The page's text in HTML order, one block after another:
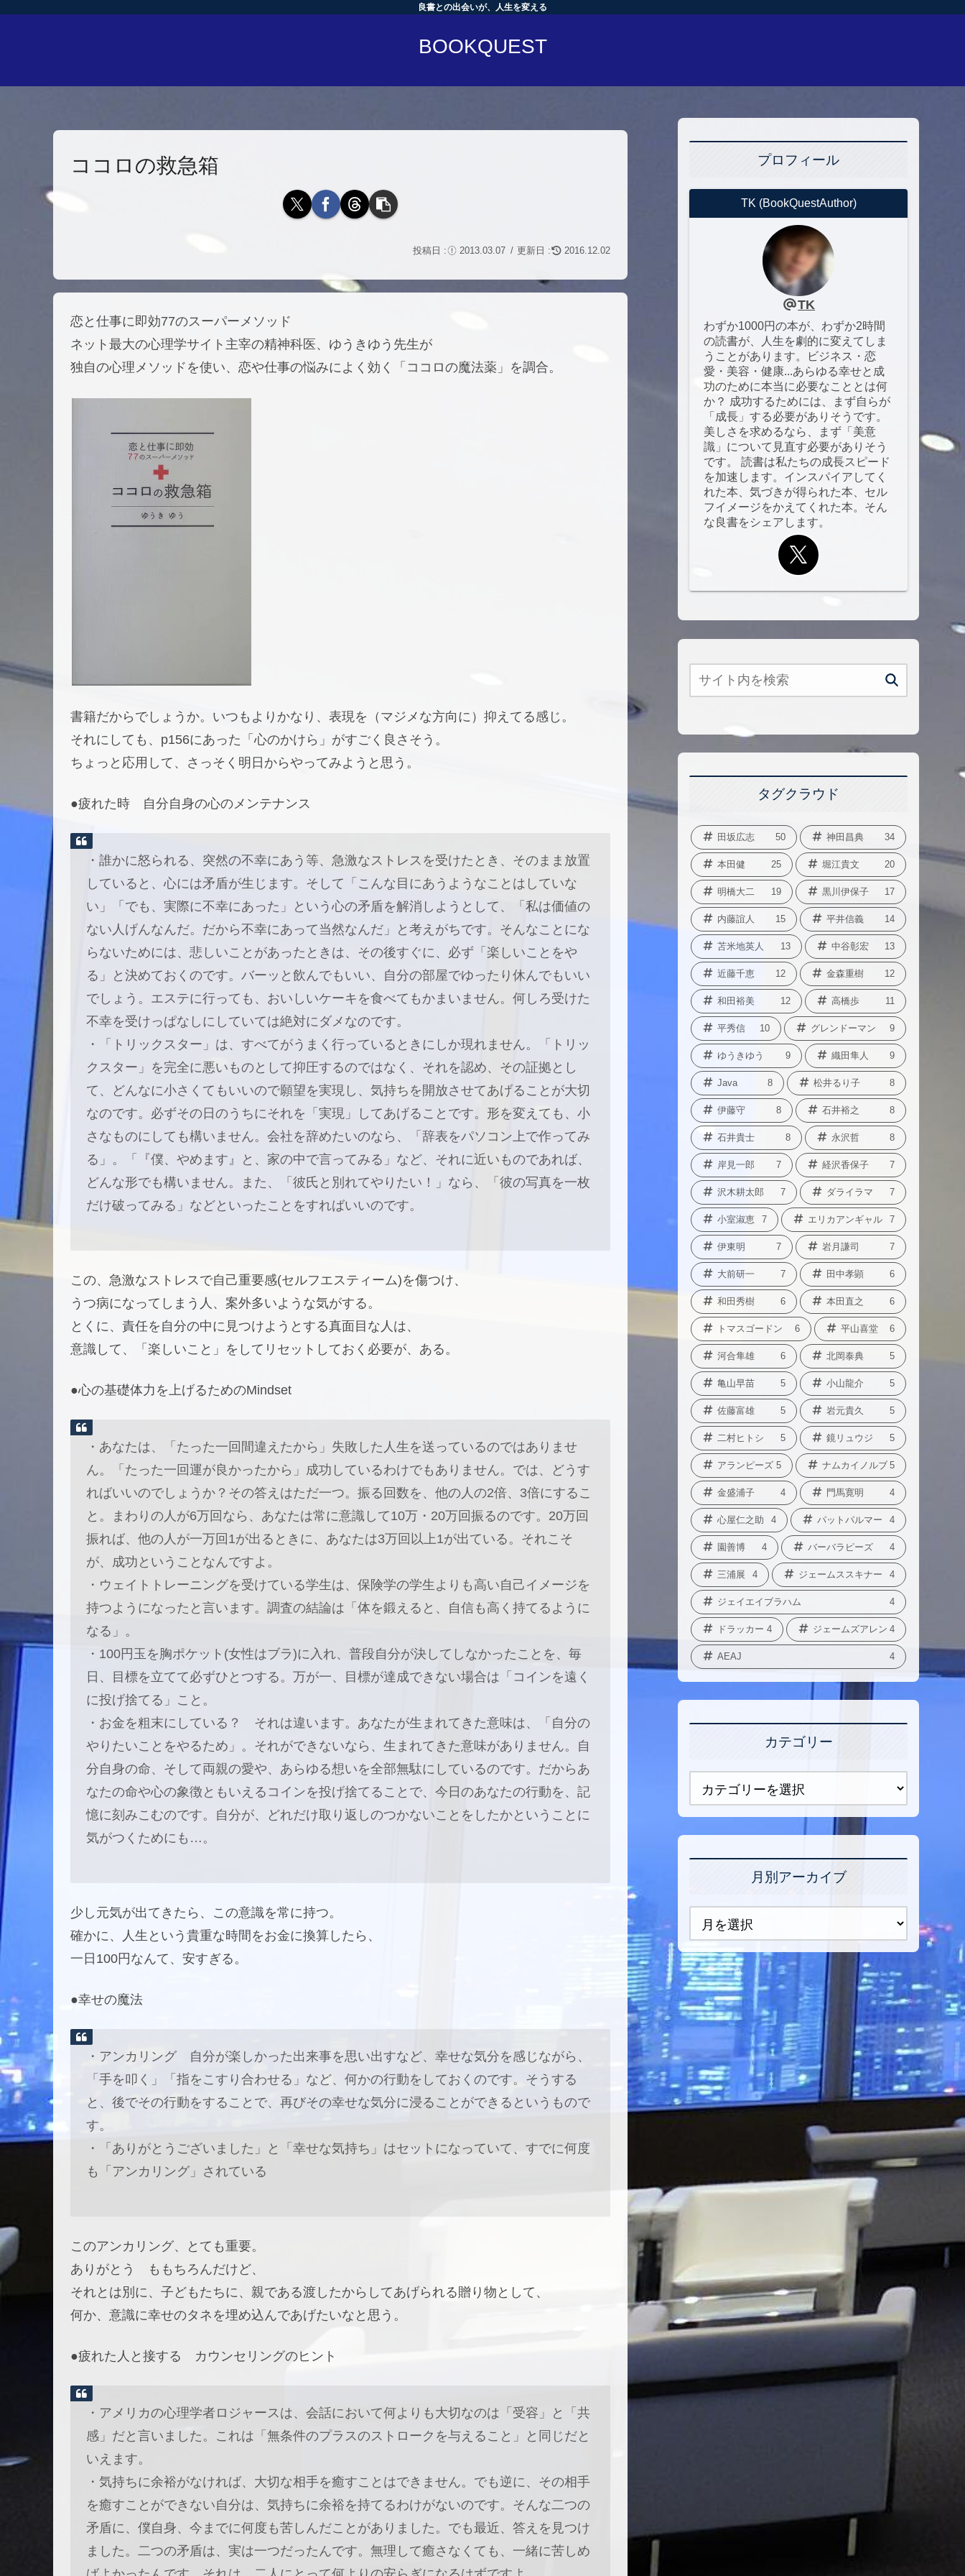
良書との出会いが、人生を変える
BOOKQUEST
ココロの救急箱
2013.03.07 2016.12.02
恋と仕事に即効77のスーパーメソッド
ネット最大の心理学サイト主宰の精神科医、ゆうきゆう先生が
独自の心理メソッドを使い、恋や仕事の悩みによく効く「ココロの魔法薬」を調合。
書籍だからでしょうか。いつもよりかなり、表現を（マジメな方向に）抑えてる感じ。
それにしても、p156にあった「心のかけら」がすごく良さそう。
ちょっと応用して、さっそく明日からやってみようと思う。
●疲れた時 自分自身の心のメンテナンス
・誰かに怒られる、突然の不幸にあう等、急激なストレスを受けたとき、そのまま放置
していると、心には矛盾が生じます。そして「こんな目にあうようなことはしていな
い」「でも、実際に不幸にあった」という心の矛盾を解消しようとして、「私は価値の
ない人げんなんだ。だから不幸にあって当然なんだ」と考えがちです。そんなことにな
らないためには、悲しいことがあったときは、その後すぐに、必ず「楽しいことをや
る」と決めておくのです。バーッと飲んでもいい、自分の部屋でゆったり休んでもいい
でしょう。エステに行っても、おいしいケーキを食べてもかまいません。何しろ受けた
不幸を受けっぱなしにしていては絶対にダメなのです。
・「トリックスター」は、すべてがうまく行っているときにしか現れません。「トリッ
クスター」を完全に悪いものとして抑圧するのではなく、それを認め、その証拠とし
て、どんなに小さくてもいいので願望を実現し、気持ちを開放させてあげることが大切
なのです。必ずその日のうちにそれを「実現」してあげることです。形を変えても、小
さなものにしても構いません。会社を辞めたいのなら、「辞表をパソコン上で作ってみ
る」。「『僕、やめます』と、家の中で言ってみる」など、それに近いものであれば、
どんな形でも構いません。また、「彼氏と別れてやりたい！」なら、「彼の写真を一枚
だけ破ってみる」などといったことをすればいいのです。
この、急激なストレスで自己重要感(セルフエスティーム)を傷つけ、
うつ病になってしまう人、案外多いような気がする。
とくに、責任を自分の中に見つけようとする真面目な人は、
意識して、「楽しいこと」をしてリセットしておく必要が、ある。
●心の基礎体力を上げるためのMindset
・あなたは、「たった一回間違えたから」失敗した人生を送っているのではありませ
ん。「たった一回運が良かったから」成功しているわけでもありません。では、どうす
ればいいのでしょうか？その答えはただ一つ。振る回数を、他の人の2倍、3倍にするこ
と。まわりの人が6万回なら、あなたは常に意識して10万・20万回振るのです。20万回
振れば、他の人が一万回1が出るときに、あなたは3万回以上1が出ている。それこそ
が、成功ということなんですよ。
・ウェイトトレーニングを受けている学生は、保険学の学生よりも高い自己イメージを
持つようになったと言います。調査の結論は「体を鍛えると、自信も高く持てるように
なる」。
・100円玉を胸ポケット(女性はブラ)に入れ、普段自分が決してしなかったことを、毎
日、目標を立てて必ずひとつする。万が一、目標が達成できない場合は「コインを遠く
に投げ捨てる」こと。
・お金を粗末にしている？ それは違います。あなたが生まれてきた意味は、「自分の
やりたいことをやるため」。それができないなら、生まれてきた意味がありません。自
分自身の命、そして両親の愛や、あらゆる想いを全部無駄にしているのです。だからあ
なたの命や心の象徴ともいえるコインを投げ捨てることで、今日のあなたの行動を、記
憶に刻みこむのです。自分が、どれだけ取り返しのつかないことをしたかということに
気がつくためにも…。
少し元気が出てきたら、この意識を常に持つ。
確かに、人生という貴重な時間をお金に換算したら、
一日100円なんて、安すぎる。
●幸せの魔法
・アンカリング 自分が楽しかった出来事を思い出すなど、幸せな気分を感じながら、
「手を叩く」「指をこすり合わせる」など、何かの行動をしておくのです。そうする
と、後でその行動をすることで、再びその幸せな気分に浸ることができるというもので
す。
・「ありがとうございました」と「幸せな気持ち」はセットになっていて、すでに何度
も「アンカリング」されている
このアンカリング、とても重要。
ありがとう ももちろんだけど、
それとは別に、子どもたちに、親である渡したからしてあげられる贈り物として、
何か、意識に幸せのタネを埋め込んであげたいなと思う。
●疲れた人と接する カウンセリングのヒント
・アメリカの心理学者ロジャースは、会話において何よりも大切なのは「受容」と「共
感」だと言いました。これは「無条件のプラスのストロークを与えること」と同じだと
いえます。
・気持ちに余裕がなければ、大切な相手を癒すことはできません。でも逆に、その相手
を癒すことができない自分は、気持ちに余裕を持てるわけがないのです。そんな二つの
矛盾に、僕自身、今までに何度も苦しんだことがありました。でも最近、答えを見つけ
ました。二つの矛盾は、実は一つだったんです。無理して癒さなくても、一緒に苦しめ
プロフィール
TK (BookQuestAuthor)
TK
わずか1000円の本が、わずか2時間
の読書が、人生を劇的に変えてしま
うことがあります。ビジネス・恋
愛・美容・健康...あらゆる幸せと成
功のために本当に必要なこととは何
か？ 成功するためには、まず自らが
「成長」する必要がありそうです。
美しさを求めるなら、まず「美意
識」について見直す必要がありそう
です。 読書は私たちの成長スピード
を加速します。インスパイアしてく
れた本、気づきが得られた本、セル
フイメージをかえてくれた本。そん
な良書をシェアします。
タグクラウド
田坂広志 50 神田昌典 34
本田健 25 堀江貴文 20
明橋大二 19 黒川伊保子 17
内藤誼人 15 平井信義 14
苫米地英人 13 中谷彰宏 13
近藤千恵 12 金森重樹 12
和田裕美 12 高橋歩 11
平秀信 10 グレンドーマン 9
ゆうきゆう 9 織田隼人 9
Java 8 松井るり子 8
伊藤守 8 石井裕之 8
石井貴士 8 永沢哲 8
岸見一郎 7 経沢香保子 7
沢木耕太郎 7 ダライラマ 7
小室淑恵 7 エリカアンギャル 7
伊東明 7 岩月謙司 7
大前研一 7 田中孝顕 6
和田秀樹 6 本田直之 6
トマスゴードン 6 平山喜堂 6
河合隼雄 6 北岡泰典 5
亀山早苗 5 小山龍介 5
佐藤富雄 5 岩元貴久 5
二村ヒトシ 5 鏡リュウジ 5
アランピーズ 5 ナムカイノルブ 5
金盛浦子 4 門馬寛明 4
心屋仁之助 4 パットパルマー 4
園善博 4 バーバラピーズ 4
三浦展 4 ジェームススキナー 4
ジェイエイブラハム 4
ドラッカー 4 ジェームズアレン 4
AEAJ 4
カテゴリー
月別アーカイブ